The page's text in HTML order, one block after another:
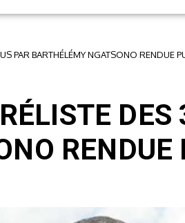
PAR BARTHÉLÉMY NGATSONO RENDUE
DES
RENDUE